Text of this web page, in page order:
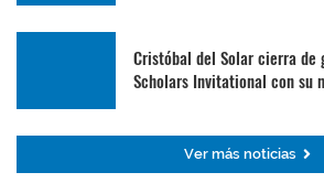
Cristóbal del Solar cierra de
Scholars Invitational con su
Ver más noticias